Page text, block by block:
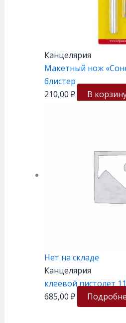
Канцелярия
Макетный нож
блистер
210,00 ₽ В
Нет на складе
Канцелярия
клеевой пистолет
685,00 ₽